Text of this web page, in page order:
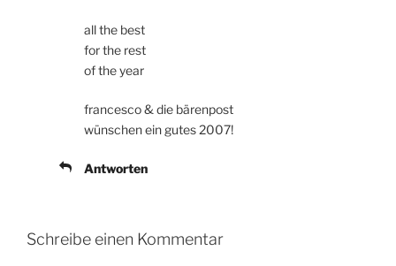
all the best
for the rest
of the year
francesco & die bärenpost
wünschen ein gutes 2007!
Antworten
Schreibe einen Kommentar